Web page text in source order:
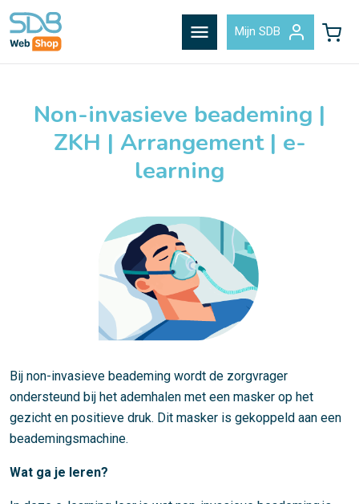
menu Mijn SDB
Non-invasieve beademing |
ZKH | Arrangement | e-
learning
Bij non-invasieve beademing wordt de zorgvrager
ondersteund bij het ademhalen met een masker op het
gezicht en positieve druk. Dit masker is gekoppeld aan een
beademingsmachine.
Wat ga je leren?